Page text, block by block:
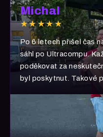
Michal
★★★★★
Po 6 letech přišel čas
sáhl po Ultracompu.
poděkovat za
byl poskytnut. Takové